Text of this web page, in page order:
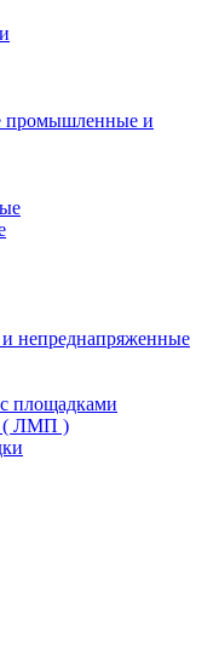
промышленные и
непреднапряженные
площадками
( ЛМП )